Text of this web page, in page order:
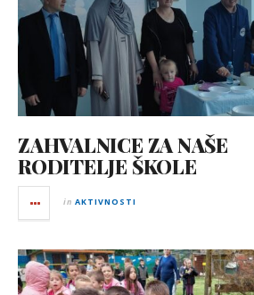
ZAHVALNICE ZA NAŠE
RODITELJE ŠKOLE
in AKTIVNOSTI